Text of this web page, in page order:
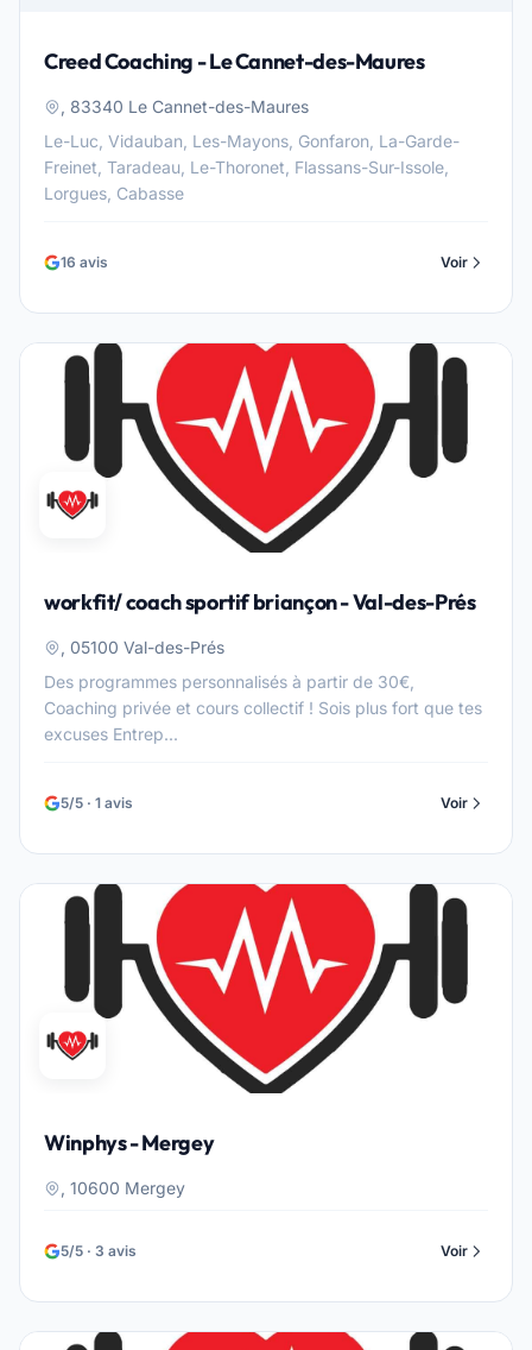
Creed Coaching - Le Cannet-des-Maures
, 83340 Le Cannet-des-Maures
Le-Luc, Vidauban, Les-Mayons, Gonfaron, La-Garde-
Freinet, Taradeau, Le-Thoronet, Flassans-Sur-Issole,
Lorgues, Cabasse
16 avis Voir
workfit/ coach sportif briançon - Val-des-Prés
, 05100 Val-des-Prés
Des programmes personnalisés à partir de 30€,
Coaching privée et cours collectif ! Sois plus fort que tes
excuses Entrep...
5/5 · 1 avis Voir
Winphys - Mergey
, 10600 Mergey
5/5 · 3 avis Voir